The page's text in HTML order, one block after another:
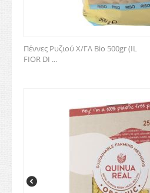
Πέννες Ρυζιού Χ/ΓΛ Bio 500gr (IL
FIOR DI ...